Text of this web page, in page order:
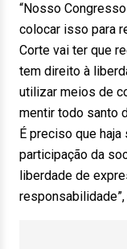
“Nosso
colocar isso para
Corte vai ter que
tem direito à
utilizar meios de
mentir todo santo
É preciso que
participação da
liberdade de
responsabilidade”,